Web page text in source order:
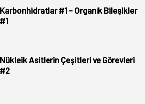
Karbonhidratlar #1 - Organik Bileşikler
#1
Nükleik Asitlerin Çeşitleri ve Görevleri
#2